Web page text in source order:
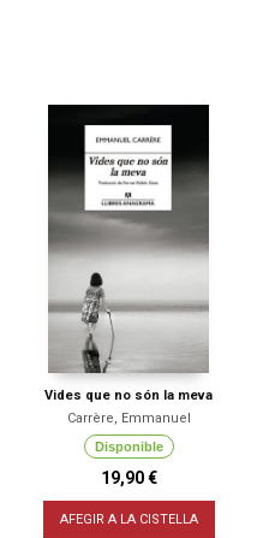
Vides que no són la meva
Carrère, Emmanuel
Disponible
19,90 €
AFEGIR A LA CISTELLA